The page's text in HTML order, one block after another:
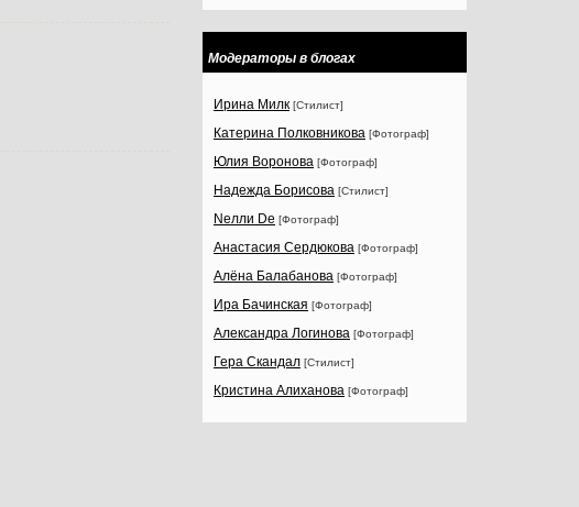
Модераторы в блогах
Ирина Милк [Стилист]
Катерина Полковникова [Фотограф]
Юлия Воронова [Фотограф]
Надежда Борисова [Стилист]
Nелли Dе [Фотограф]
Анастасия Сердюкова [Фотограф]
Алёна Балабанова [Фотограф]
Ира Бачинская [Фотограф]
Александра Логинова [Фотограф]
Гера Скандал [Стилист]
Кристина Алиханова [Фотограф]